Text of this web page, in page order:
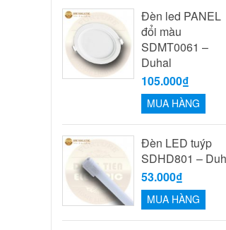
Đèn led PANEL
đổi màu
SDMT0061 –
Duhal
105.000₫
MUA HÀNG
Đèn LED tuýp
SDHD801 –
53.000₫
MUA HÀNG